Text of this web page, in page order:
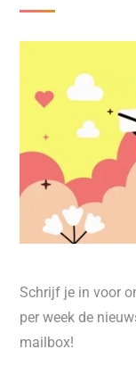
Schrijf je in voor
per week de
mailbox!